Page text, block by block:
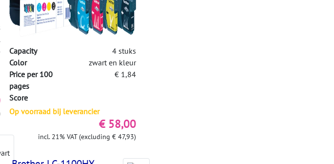
Capacity
4 stuks
Color
zwart en kleur
Price per 100
pages
€ 1,84
Score
Op voorraad bij leverancier
€ 58,00
incl. 21% VAT (excluding € 47,93)